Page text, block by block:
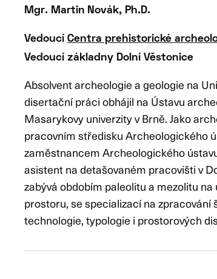
Mgr. Martin Novák, Ph.D.
Vedoucí Centra prehistorické
Vedoucí základny Dolní Věstonice
Absolvent archeologie a geologie na
disertační práci obhájil na Ústavu
Masarykovy univerzity v Brně. Jako
pracovním středisku Archeologického
zaměstnancem Archeologického
asistent na detašovaném pracovišti v
zabývá obdobím paleolitu a mezolitu
prostoru, se specializací na
technologie, typologie i prostorových